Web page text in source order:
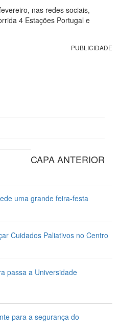
nas redes sociais,
4 Estações Portugal e
PUBLICIDADE
CAPA ANTERIOR
uma grande feira-festa
Cuidados Paliativos no Centro
passa a Universidade
para a segurança do